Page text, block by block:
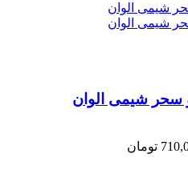
سحر شیمی الوان
تومان